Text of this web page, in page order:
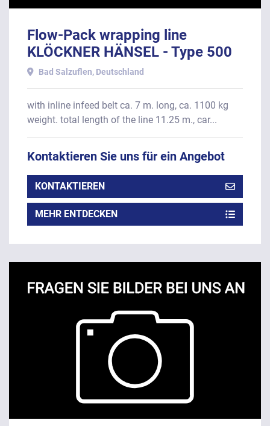
Flow-Pack wrapping line
KLÖCKNER HÄNSEL - Type 500
S Bad Salzuflen, Deutschland
with inline infeed belt ca. 7 m. long, ca. 1100 kg
weight. total length of the line 11.25 m., car...
Kontaktieren Sie uns für ein Angebot
KONTAKTIEREN
MEHR ENTDECKEN